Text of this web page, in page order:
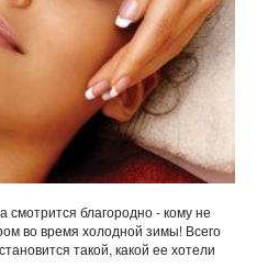
смотрится благородно - кому не
во время холодной зимы! Всего
такой, какой ее хотели